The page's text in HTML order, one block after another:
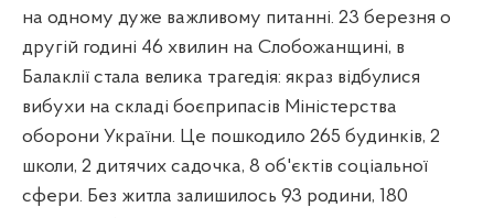
на одному дуже важливому питанні. 23 березня о
другій годині 46 хвилин на Слобожанщині, в
Балаклії стала велика трагедія: якраз відбулися
вибухи на складі боєприпасів Міністерства
оборони України. Це пошкодило 265 будинків, 2
школи, 2 дитячих садочка, 8 об'єктів соціальної
сфери. Без житла залишилось 93 родини, 180